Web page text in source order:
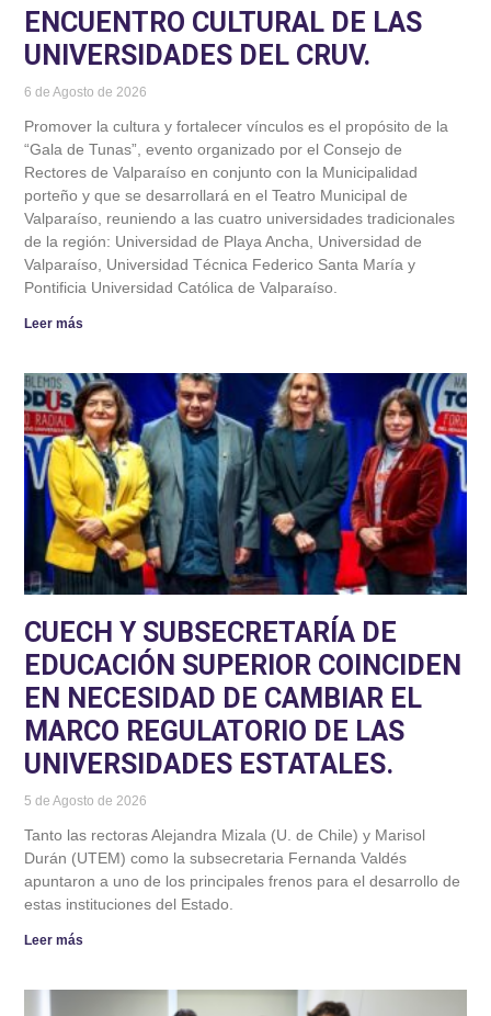
ENCUENTRO CULTURAL DE LAS
UNIVERSIDADES DEL CRUV.
6 de Agosto de 2026
Promover la cultura y fortalecer vínculos es el propósito de la
“Gala de Tunas”, evento organizado por el Consejo de
Rectores de Valparaíso en conjunto con la Municipalidad
porteño y que se desarrollará en el Teatro Municipal de
Valparaíso, reuniendo a las cuatro universidades tradicionales
de la región: Universidad de Playa Ancha, Universidad de
Valparaíso, Universidad Técnica Federico Santa María y
Pontificia Universidad Católica de Valparaíso.
Leer más
CUECH Y SUBSECRETARÍA DE
EDUCACIÓN SUPERIOR COINCIDEN
EN NECESIDAD DE CAMBIAR EL
MARCO REGULATORIO DE LAS
UNIVERSIDADES ESTATALES.
5 de Agosto de 2026
Tanto las rectoras Alejandra Mizala (U. de Chile) y Marisol
Durán (UTEM) como la subsecretaria Fernanda Valdés
apuntaron a uno de los principales frenos para el desarrollo de
estas instituciones del Estado.
Leer más